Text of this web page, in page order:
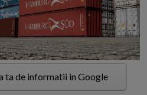
ta de informatii in Google